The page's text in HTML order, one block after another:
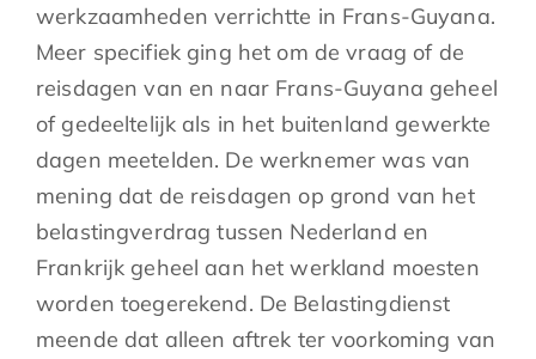
werkzaamheden verrichtte in Frans-Guyana.
Meer specifiek ging het om de vraag of de
reisdagen van en naar Frans-Guyana geheel
of gedeeltelijk als in het buitenland gewerkte
dagen meetelden. De werknemer was van
mening dat de reisdagen op grond van het
belastingverdrag tussen Nederland en
Frankrijk geheel aan het werkland moesten
worden toegerekend. De Belastingdienst
meende dat alleen aftrek ter voorkoming van